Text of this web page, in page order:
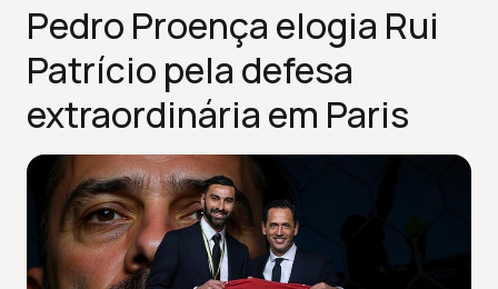
Pedro Proença elogia Rui
Patrício pela defesa
extraordinária em Paris